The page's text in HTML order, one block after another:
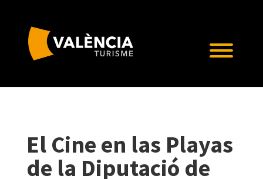
El Cine en las Playas
de la Diputació de